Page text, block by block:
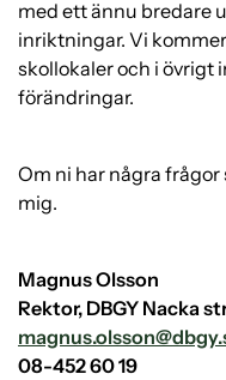
med ett ännu bredare
inriktningar. Vi
skollokaler och i övrigt
förändringar.
Om ni har några
mig.
Magnus Olsson
Rektor, DBGY Nacka
08-452 60 19